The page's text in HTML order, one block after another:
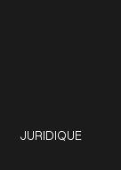
JURIDIQUE